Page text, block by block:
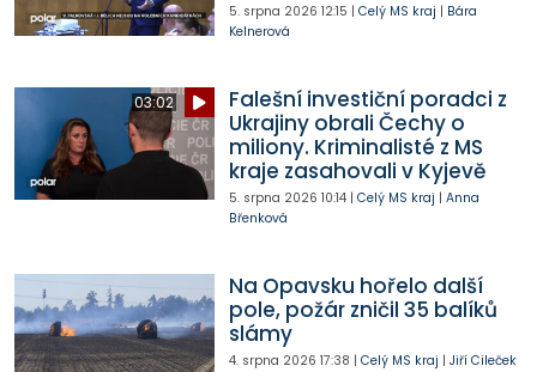
5. srpna 2026 12:15 | Celý MS kraj | Bára
Kelnerová
03:02
Falešní investiční poradci z
Ukrajiny obrali Čechy o
miliony. Kriminalisté z MS
kraje zasahovali v Kyjevě
5. srpna 2026 10:14| Celý MS kraj | Anna
Břenková
Na Opavsku hořelo další
pole, požár zničil 35 balíků
slámy
4. srpna 2026 17:38 | Celý MS kraj | Jiří Cileček